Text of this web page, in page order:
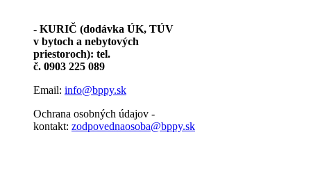
- KURIČ (dodávka ÚK, TÚV
v bytoch a nebytových
priestoroch): tel.
č. 0903 225 089
Email: info@bppy.sk
Ochrana osobných údajov -
kontakt: zodpovednaosoba@bppy.sk